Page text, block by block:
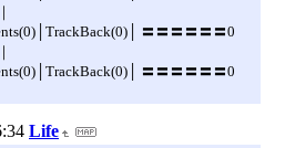
〓〓〓〓〓〓0
〓〓〓〓〓〓0
Life